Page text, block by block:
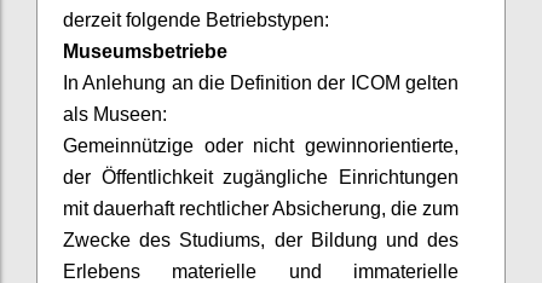
derzeit folgende Betriebstypen:
Museumsbetriebe
InAnlehung an die Definition der ICOM gelten
als Museen:
Gemeinnützige oder nicht gewinnorientierte,
der Öffentlichkeit zugängliche Einrichtungen
mit dauerhaft rechtlicher Absicherung, die zum
Zwecke des Studiums, der Bildung und des
Erlebens materielle und immaterielle